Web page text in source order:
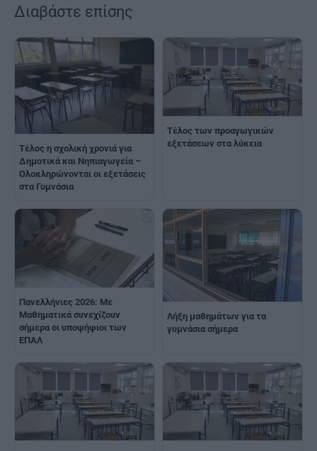
Διαβάστε επίσης
Τέλος η σχολική χρονιά για
Δημοτικά και Νηπιαγωγεία –
Ολοκληρώνονται οι εξετάσεις
στα Γυμνάσια
Τέλος των προαγωγικών
εξετάσεων στα λύκεια
Πανελλήνιες 2026: Με
Μαθηματικά συνεχίζουν
σήμερα οι υποψήφιοι των
ΕΠΑΛ
Λήξη μαθημάτων για τα
γυμνάσια σήμερα